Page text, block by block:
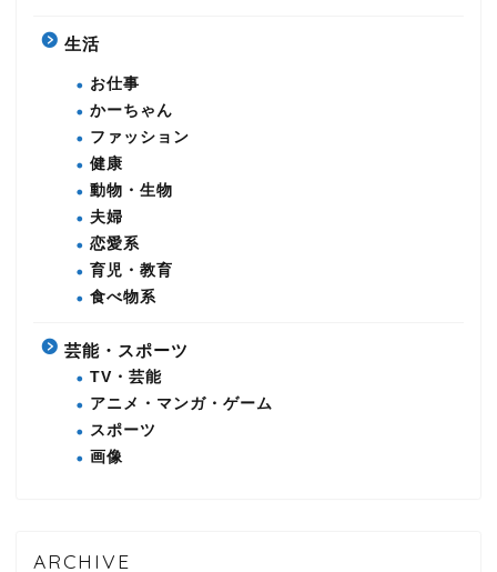
生活
お仕事
かーちゃん
ファッション
健康
動物・生物
夫婦
恋愛系
育児・教育
食べ物系
芸能・スポーツ
TV・芸能
アニメ・マンガ・ゲーム
スポーツ
画像
ARCHIVE